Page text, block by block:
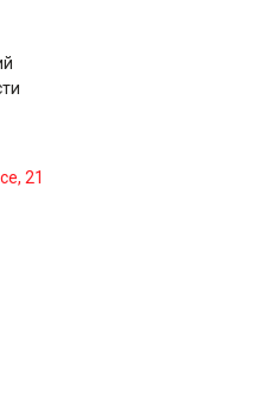
21